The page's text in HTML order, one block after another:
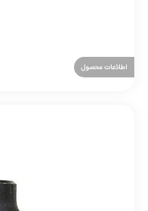
اطلاعات محصول